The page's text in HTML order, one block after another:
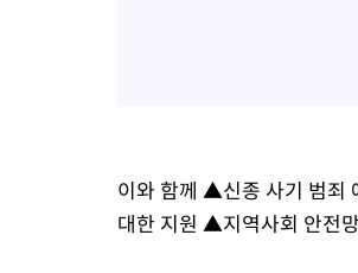
이와 함께 ▲신종 사기 범죄
대한 지원 ▲지역사회 안전